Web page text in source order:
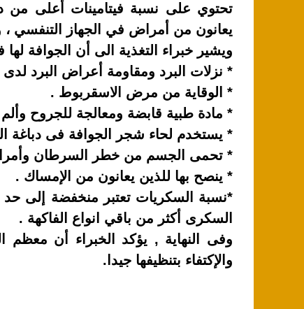
تحتوي على نسبة فيتامينات أعلى من
يعانون من أمراض في الجهاز التنفسي ،
ويشير خبراء التغذية الى أن الجوافة
* نزلات البرد ومقاومة أعراض البرد
* الوقاية من مرض الاسقربوط .
* مادة طبية قابضة ومعالجة للجروح وألم
* يستخدم لحاء شجر الجوافة فى دباغة
* تحمى الجسم من خطر السرطان
* ينصح بها للذين يعانون من الإمساك .
*نسبة السكريات تعتبر منخفضة إلى حد
السكرى أكثر من باقي انواع الفاكهة .
وفى النهاية , يؤكد الخبراء أن معظم
والإكتفاء بتنظيفها جيدا.